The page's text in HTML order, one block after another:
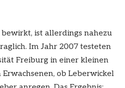
ist allerdings nahezu
Im Jahr 2007 testeten
Freiburg in einer kleinen
ob Leberwickel